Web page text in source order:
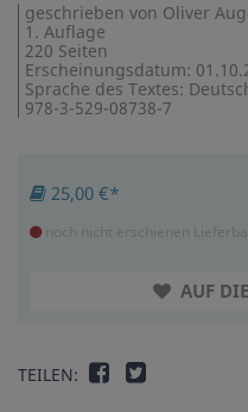
geschrieben von Oliver
1. Auflage
220 Seiten
Erscheinungsdatum:
Sprache des Textes:
978-3-529-08738-7
25,00 €*
noch nicht erschienen
AUF
TEILEN: